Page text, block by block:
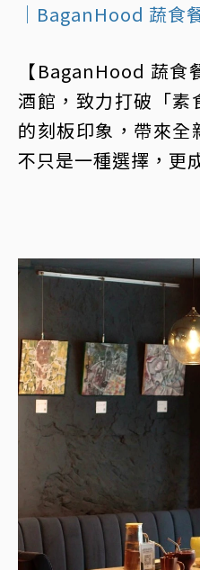
｜BaganHood 蔬食
【BaganHood 蔬
酒館，致力打破「素
的刻板印象，帶來全
不只是一種選擇，更